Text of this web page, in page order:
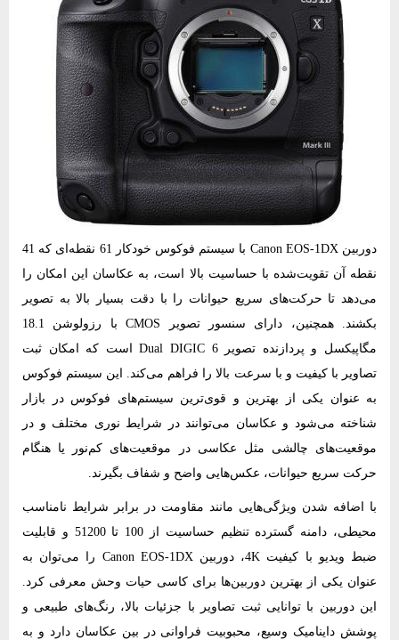
دوربین Canon EOS-1DX با سیستم فوکوس خودکار 61 نقطه‌ای که 41
نقطه آن تقویت‌شده با حساسیت بالا است، به عکاسان این امکان را
می‌دهد تا حرکت‌های سریع حیوانات را با دقت بسیار بالا به تصویر
بکشند. همچنین، دارای سنسور تصویر CMOS با رزولوشن 18.1
مگاپیکسل و پردازنده تصویر Dual DIGIC 6 است که امکان ثبت
تصاویر با کیفیت و با سرعت بالا را فراهم می‌کند. این سیستم فوکوس
به عنوان یکی از بهترین و قوی‌ترین سیستم‌های فوکوس در بازار
شناخته می‌شود و عکاسان می‌توانند در شرایط نوری مختلف و در
موقعیت‌های چالشی مثل عکاسی در موقعیت‌های کم‌نور یا هنگام
حرکت سریع حیوانات، عکس‌هایی واضح و شفاف بگیرند.
با اضافه‌ شدن ویژگی‌هایی مانند مقاومت در برابر شرایط نامناسب
محیطی، دامنه گسترده تنظیم حساسیت از 100 تا 51200 و قابلیت
ضبط ویدیو با کیفیت 4K، دوربین Canon EOS-1DX را می‌توان به
عنوان یکی از بهترین دوربین‌ها برای کاسی حیات وحش معرفی کرد.
این دوربین با توانایی ثبت تصاویر با جزئیات بالا، رنگ‌های طبیعی و
پوشش داینامیک وسیع، محبوبیت فراوانی در بین عکاسان دارد و به